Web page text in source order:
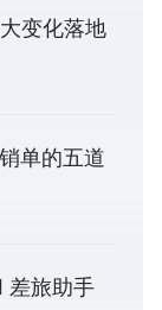
变化落地
单的五道
差旅助手